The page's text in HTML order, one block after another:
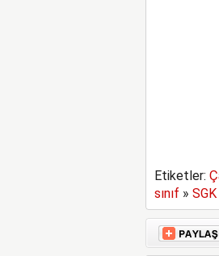
Etiketler:
sınıf » SGK